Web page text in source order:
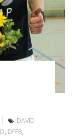
DAVID
, DFFB,